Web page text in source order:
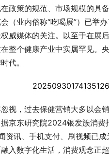
政策的规范、市场规模的具
（业内俗称“吃喝展”）已举
威媒体的关注。以至于在展
整个健康产业中实属罕见
代。
视，过去保健营销大多以会
京东研究院2024银发族消
资讯、手机支付、刷视频已
入数字化生活，消费观念正